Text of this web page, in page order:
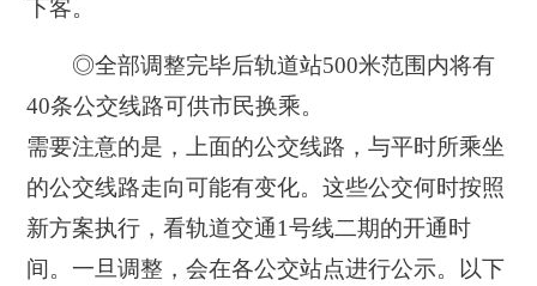
下客。
◎全部调整完毕后轨道站500米范围内将有
40条公交线路可供市民换乘。
需要注意的是，上面的公交线路，与平时所乘坐
的公交线路走向可能有变化。这些公交何时按照
新方案执行，看轨道交通1号线二期的开通时
间。一旦调整，会在各公交站点进行公示。以下